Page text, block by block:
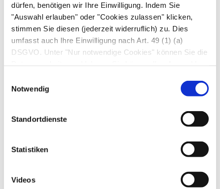
dürfen, benötigen wir Ihre Einwilligung. Indem Sie
"Auswahl erlauben" oder "Cookies zulassen" klicken,
stimmen Sie diesen (jederzeit widerruflich) zu. Dies
umfasst auch Ihre Einwilligung nach Art. 49 (1) (a)
DSGVO. Unter "Nur notwendige Cookies" können Sie die
Notwendig
Standortdienste
Statistiken
Videos
Kreislaufkollaps und Schock.
Maßnahmen
Soweit zumutbar, halten Sie den Kopf oder den
Körper des Betroffenen unter kaltes oder
Kleinkindern wirkungsvoll). Feuchte Umschläge
(T-Shirt oder Hose nass machen) oder Baden in
flachem Wasser ist – etwa im Urlaub – genauso
kühlen und schattigen Ort und lagern Sie ihn
in eine für ihn angenehme Position. Öffnen bzw.